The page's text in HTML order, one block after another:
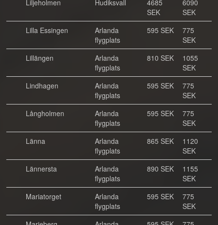
Liljeholmen
Hudiksvall
4685
SEK
6090
SEK
Lilla Essingen
Arlanda
flygplats
595 SEK
775
SEK
Lillängen
Arlanda
flygplats
810 SEK
1055
SEK
Lindhagen
Arlanda
flygplats
595 SEK
775
SEK
Långholmen
Arlanda
flygplats
595 SEK
775
SEK
Länna
Arlanda
flygplats
865 SEK
1120
SEK
Lännersta
Arlanda
flygplats
890 SEK
1155
SEK
Mariatorget
Arlanda
flygplats
595 SEK
775
SEK